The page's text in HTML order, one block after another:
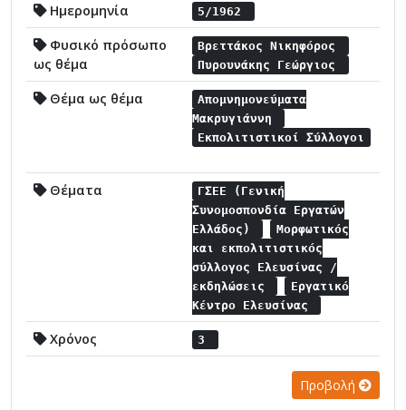
Ημερομηνία 5/1962
Φυσικό πρόσωπο
ως θέμα
Βρεττάκος Νικηφόρος
Πυρουνάκης Γεώργιος
Θέμα ως θέμα
Απομνημονεύματα
Μακρυγιάννη
Εκπολιτιστικοί Σύλλογοι
Θέματα
ΓΣΕΕ (Γενική
Συνομοσπονδία Εργατών
Ελλάδος)
Μορφωτικός
και εκπολιτιστικός
σύλλογος Ελευσίνας /
εκδηλώσεις
Εργατικό
Κέντρο Ελευσίνας
Χρόνος 3
Προβολή